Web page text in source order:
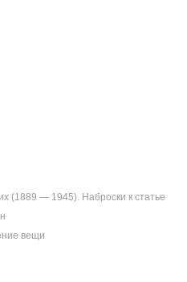
(1889 — 1945). Наброски к статье
вещи